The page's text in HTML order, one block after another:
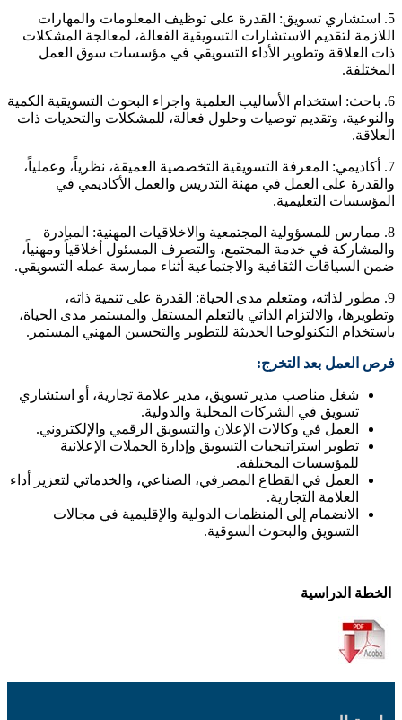
5. استشاري تسويق: القدرة على توظيف المعلومات والمهارات
اللازمة لتقديم الاستشارات التسويقية الفعالة، لمعالجة المشكلات
ذات العلاقة وتطوير الأداء التسويقي في مؤسسات سوق العمل
المختلفة.
6. باحث: استخدام الأساليب العلمية واجراء البحوث التسويقية الكمية
والنوعية، وتقديم توصيات وحلول فعالة، للمشكلات والتحديات ذات
العلاقة.
7. أكاديمي: المعرفة التسويقية التخصصية العميقة، نظرياً، وعملياً،
والقدرة على العمل في مهنة التدريس والعمل الأكاديمي في
المؤسسات التعليمية.
8. ممارس للمسؤولية المجتمعية والاخلاقيات المهنية: المبادرة
والمشاركة في خدمة المجتمع، والتصرف المسئول أخلاقياً ومهنياً،
ضمن السياقات الثقافية والاجتماعية أثناء ممارسة عمله التسويقي.
9. مطور لذاته، ومتعلم مدى الحياة: القدرة على تنمية ذاته،
وتطويرها، والالتزام الذاتي بالتعلم المستقل والمستمر مدى الحياة،
باستخدام التكنولوجيا الحديثة للتطوير والتحسين المهني المستمر.
فرص العمل بعد التخرج:
شغل مناصب مدير تسويق، مدير علامة تجارية، أو استشاري
تسويق في الشركات المحلية والدولية.
العمل في وكالات الإعلان والتسويق الرقمي والإلكتروني.
تطوير استراتيجيات التسويق وإدارة الحملات الإعلانية
للمؤسسات المختلفة.
العمل في القطاع المصرفي، الصناعي، والخدماتي لتعزيز أداء
العلامة التجارية.
الانضمام إلى المنظمات الدولية والإقليمية في مجالات
التسويق والبحوث السوقية.
الخطة الدراسية